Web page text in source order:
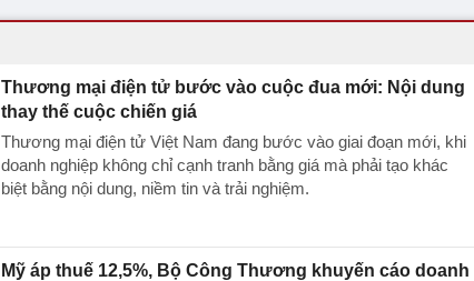
Thương mại điện tử bước vào cuộc đua mới: Nội dung
thay thế cuộc chiến giá
Thương mại điện tử Việt Nam đang bước vào giai đoạn mới, khi
doanh nghiệp không chỉ cạnh tranh bằng giá mà phải tạo khác
biệt bằng nội dung, niềm tin và trải nghiệm.
Mỹ áp thuế 12,5%, Bộ Công Thương khuyến cáo doanh